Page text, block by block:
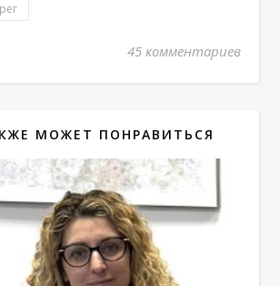
45 комментариев
МОЖЕТ ПОНРАВИТЬСЯ